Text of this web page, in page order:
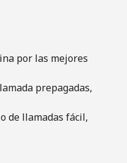
por las mejores
prepagadas,
de llamadas fácil,